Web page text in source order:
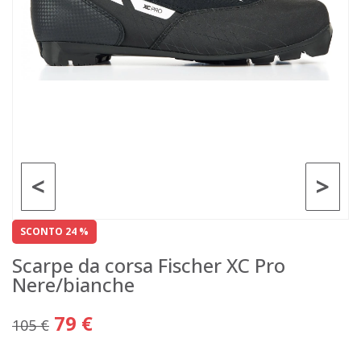
>
<
SCONTO 24 %
Scarpe da corsa Fischer XC Pro
Nere/bianche
105 € 79 €